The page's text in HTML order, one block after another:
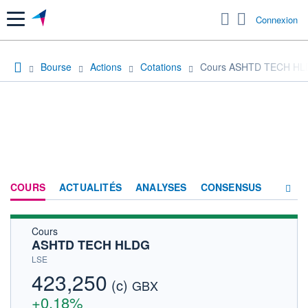
Menu Connexion
Bourse Actions Cotations Cours ASHTD TECH
COURS ACTUALITÉS ANALYSES CONSENSUS
ACTIONNAIRES
Cours
ASHTD TECH HLDG
LSE
423,250 (c) GBX
+0,18%